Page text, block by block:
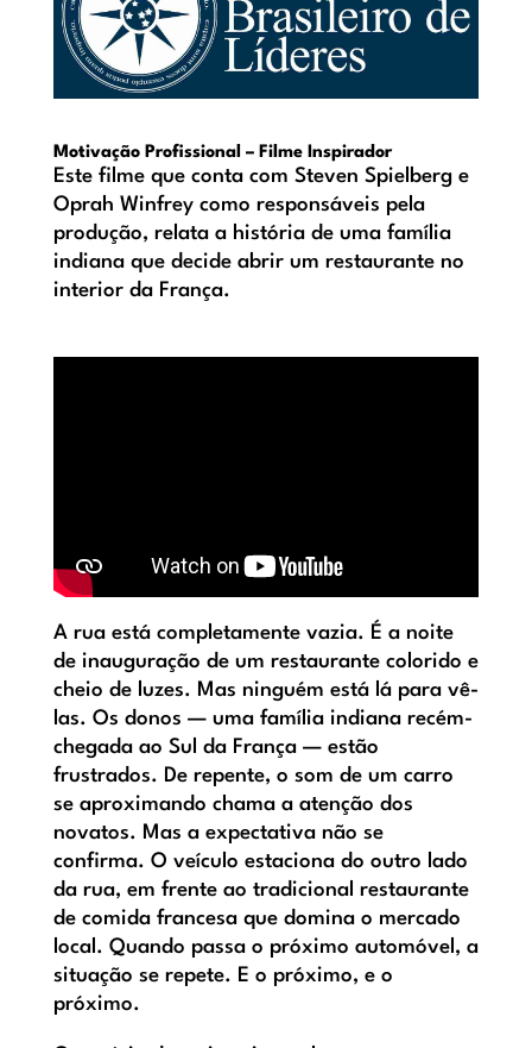
Motivação Profissional – Filme Inspirador
Este filme que conta com Steven Spielberg e
Oprah Winfrey como responsáveis pela
produção, relata a história de uma família
indiana que decide abrir um restaurante no
interior da França.
A rua está completamente vazia. É a noite
de inauguração de um restaurante colorido e
cheio de luzes. Mas ninguém está lá para vê-
las. Os donos — uma família indiana recém-
chegada ao Sul da França — estão
frustrados. De repente, o som de um carro
se aproximando chama a atenção dos
novatos. Mas a expectativa não se
confirma. O veículo estaciona do outro lado
da rua, em frente ao tradicional restaurante
de comida francesa que domina o mercado
local. Quando passa o próximo automóvel, a
situação se repete. E o próximo, e o
próximo.